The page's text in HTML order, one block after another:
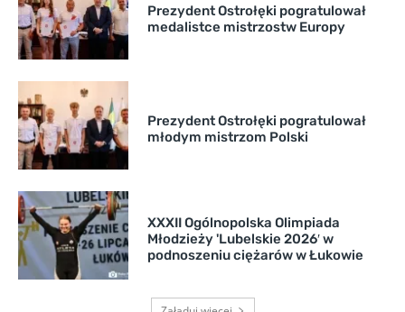
Prezydent Ostrołęki pogratulował
medalistce mistrzostw Europy
Prezydent Ostrołęki pogratulował
młodym mistrzom Polski
XXXII Ogólnopolska Olimpiada
Młodzieży 'Lubelskie 2026′ w
podnoszeniu ciężarów w Łukowie